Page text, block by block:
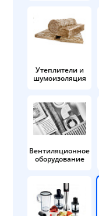
Утеплители и
шумоизоляция
Вентиляционное
оборудование